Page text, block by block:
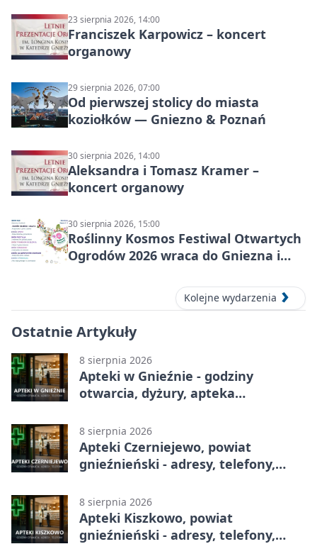
23 sierpnia 2026, 14:00
Franciszek Karpowicz – koncert
organowy
29 sierpnia 2026, 07:00
Od pierwszej stolicy do miasta
koziołków — Gniezno & Poznań
30 sierpnia 2026, 14:00
Aleksandra i Tomasz Kramer –
koncert organowy
30 sierpnia 2026, 15:00
Roślinny Kosmos Festiwal Otwartych
Ogrodów 2026 wraca do Gniezna i
Kolejne wydarzenia
Ostatnie Artykuły
8 sierpnia 2026
Apteki w Gnieźnie - godziny
otwarcia, dyżury, apteka
8 sierpnia 2026
Apteki Czerniejewo, powiat
gnieźnieński - adresy, telefony,
8 sierpnia 2026
Apteki Kiszkowo, powiat
gnieźnieński - adresy, telefony,